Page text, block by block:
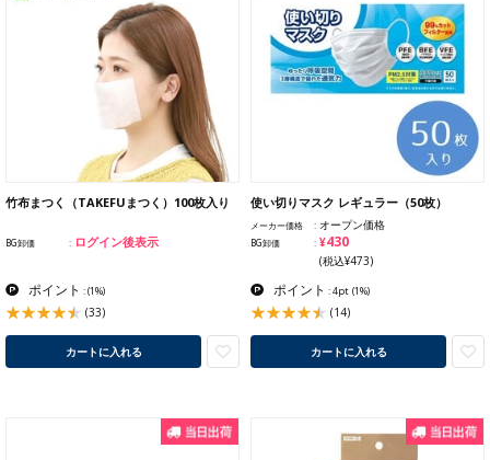
竹布まつく（TAKEFUまつく）100枚入り
BG卸価 ログイン後表示
ポイント :(1%)
(33)
カートに入れる
使い切りマスク レギュラー（50枚）
メーカー価格 オープン価格
BG卸価 ¥430
(税込¥473)
ポイント : 4pt (1%)
(14)
カートに入れる